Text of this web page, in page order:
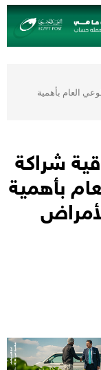
العام بأهمية
شراكة
بأهمية